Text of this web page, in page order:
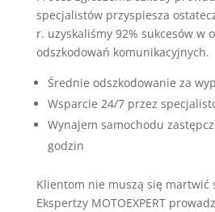
specjalistów przyspiesza
r. uzyskaliśmy 92% sukcesów w
odszkodowań komunikacyjnych.
Średnie odszkodowanie za
Wsparcie 24/7 przez
Wynajem samochodu
godzin
Klientom nie muszą się martwić
Ekspertzy MOTOEXPERT